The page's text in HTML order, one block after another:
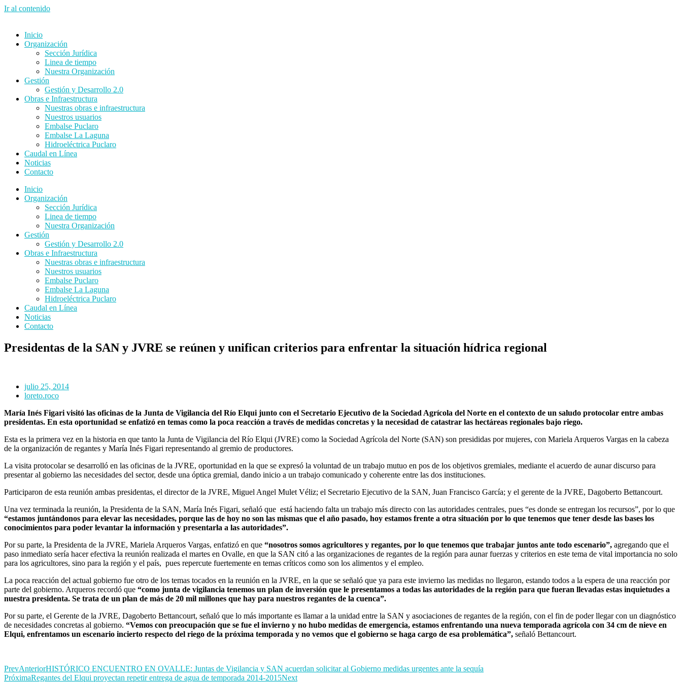
Ir al contenido
Inicio
Organización
Sección Jurídica
Linea de tiempo
Nuestra Organización
Gestión
Gestión y Desarrollo 2.0
Obras e Infraestructura
Nuestras obras e infraestructura
Nuestros usuarios
Embalse Puclaro
Embalse La Laguna
Hidroeléctrica Puclaro
Caudal en Línea
Noticias
Contacto
Inicio
Organización
Sección Jurídica
Linea de tiempo
Nuestra Organización
Gestión
Gestión y Desarrollo 2.0
Obras e Infraestructura
Nuestras obras e infraestructura
Nuestros usuarios
Embalse Puclaro
Embalse La Laguna
Hidroeléctrica Puclaro
Caudal en Línea
Noticias
Contacto
Presidentas de la SAN y JVRE se reúnen y unifican criterios para enfrentar la situación hídrica regional
julio 25, 2014
loreto.roco
María Inés Figari visitó las oficinas de la Junta de Vigilancia del Río Elqui junto con el Secretario Ejecutivo de la Sociedad Agrícola del Norte en el contexto de un saludo protocolar entre ambas
presidentas. En esta oportunidad se enfatizó en temas como la poca reacción a través de medidas concretas y la necesidad de catastrar las hectáreas regionales bajo riego.
Esta es la primera vez en la historia en que tanto la Junta de Vigilancia del Río Elqui (JVRE) como la Sociedad Agrícola del Norte (SAN) son presididas por mujeres, con Mariela Arqueros Vargas en la cabeza
de la organización de regantes y María Inés Figari representando al gremio de productores.
La visita protocolar se desarrolló en las oficinas de la JVRE, oportunidad en la que se expresó la voluntad de un trabajo mutuo en pos de los objetivos gremiales, mediante el acuerdo de aunar discurso para
presentar al gobierno las necesidades del sector, desde una óptica gremial, dando inicio a un trabajo comunicado y coherente entre las dos instituciones.
Participaron de esta reunión ambas presidentas, el director de la JVRE, Miguel Angel Mulet Véliz; el Secretario Ejecutivo de la SAN, Juan Francisco García; y el gerente de la JVRE, Dagoberto Bettancourt.
Una vez terminada la reunión, la Presidenta de la SAN, María Inés Figari, señaló que está haciendo falta un trabajo más directo con las autoridades centrales, pues “es donde se entregan los recursos”, por lo que
“estamos juntándonos para elevar las necesidades, porque las de hoy no son las mismas que el año pasado, hoy estamos frente a otra situación por lo que tenemos que tener desde las bases los
conocimientos para poder levantar la información y presentarla a las autoridades”.
Por su parte, la Presidenta de la JVRE, Mariela Arqueros Vargas, enfatizó en que “nosotros somos agricultores y regantes, por lo que tenemos que trabajar juntos ante todo escenario”, agregando que el
paso inmediato sería hacer efectiva la reunión realizada el martes en Ovalle, en que la SAN citó a las organizaciones de regantes de la región para aunar fuerzas y criterios en este tema de vital importancia no solo
para los agricultores, sino para la región y el país, pues repercute fuertemente en temas críticos como son los alimentos y el empleo.
La poca reacción del actual gobierno fue otro de los temas tocados en la reunión en la JVRE, en la que se señaló que ya para este invierno las medidas no llegaron, estando todos a la espera de una reacción por
parte del gobierno. Arqueros recordó que “como junta de vigilancia tenemos un plan de inversión que le presentamos a todas las autoridades de la región para que fueran llevadas estas inquietudes a
nuestra presidenta. Se trata de un plan de más de 20 mil millones que hay para nuestros regantes de la cuenca”.
Por su parte, el Gerente de la JVRE, Dagoberto Bettancourt, señaló que lo más importante es llamar a la unidad entre la SAN y asociaciones de regantes de la región, con el fin de poder llegar con un diagnóstico
de necesidades concretas al gobierno. “Vemos con preocupación que se fue el invierno y no hubo medidas de emergencia, estamos enfrentando una nueva temporada agrícola con 34 cm de nieve en
Elqui, enfrentamos un escenario incierto respecto del riego de la próxima temporada y no vemos que el gobierno se haga cargo de esa problemática”, señaló Bettancourt.
PrevAnteriorHISTÓRICO ENCUENTRO EN OVALLE: Juntas de Vigilancia y SAN acuerdan solicitar al Gobierno medidas urgentes ante la sequía
PróximaRegantes del Elqui proyectan repetir entrega de agua de temporada 2014-2015Next